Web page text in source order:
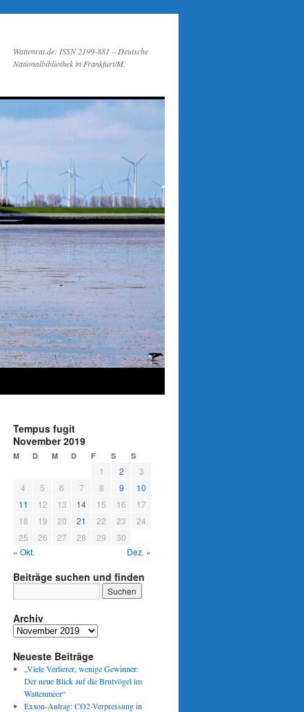
Wattenrat.de: ISSN 2199-881 – Deutsche
Nationalbibliothek in Frankfurt/M.
Tempus fugit
November 2019
M D M D F S S
1 2
3
4
5 6 7 8 9
10
11
12 13 14 15 16
17
18
19 20 21 22 23
24
25
26 27 28 29
30
« Okt.
Dez. »
Beiträge suchen und finden
Archiv
Archiv
Neueste Beiträge
„Viele Verlierer, wenige Gewinner:
Der neue Blick auf die Brutvögel im
Wattenmeer“
Exxon-Antrag: CO2-Verpressung in